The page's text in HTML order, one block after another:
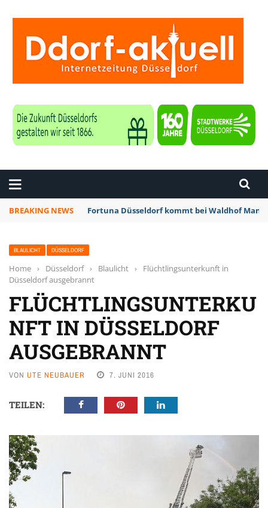
BREAKING NEWS Fortuna Düsseldorf kommt bei Waldhof
BLAULICHT DÜSSELDORF
Home › Düsseldorf › Blaulicht ›
Flüchtlingsunterkunft in
Düsseldorf ausgebrannt
FLÜCHTLINGSUNTERKU
NFT IN DÜSSELDORF
AUSGEBRANNT
VON UTE NEUBAUER 7. JUNI 2016
TEILEN: